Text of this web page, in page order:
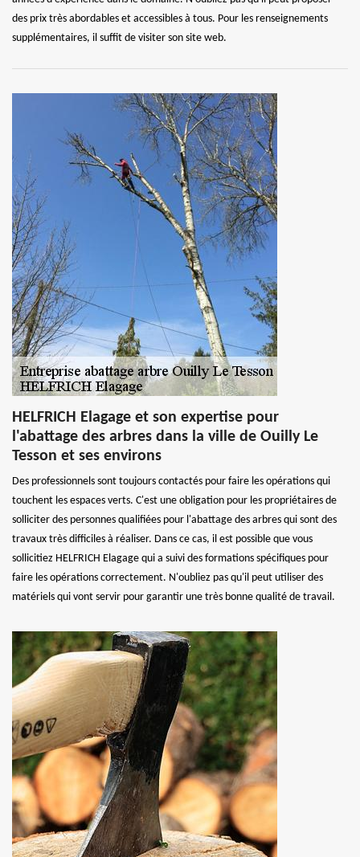
des prix très abordables et accessibles à tous. Pour les renseignements
supplémentaires, il suffit de visiter son site web.
HELFRICH Elagage et son expertise pour
l'abattage des arbres dans la ville de Ouilly Le
Tesson et ses environs
Des professionnels sont toujours contactés pour faire les opérations qui
touchent les espaces verts. C'est une obligation pour les propriétaires de
solliciter des personnes qualifiées pour l'abattage des arbres qui sont des
travaux très difficiles à réaliser. Dans ce cas, il est possible que vous
sollicitiez HELFRICH Elagage qui a suivi des formations spécifiques pour
faire les opérations correctement. N'oubliez pas qu'il peut utiliser des
matériels qui vont servir pour garantir une très bonne qualité de travail.